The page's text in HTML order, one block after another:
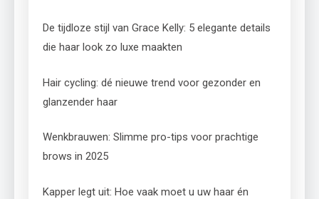
De tijdloze stijl van Grace Kelly: 5 elegante details
die haar look zo luxe maakten
Hair cycling: dé nieuwe trend voor gezonder en
glanzender haar
Wenkbrauwen: Slimme pro-tips voor prachtige
brows in 2025
Kapper legt uit: Hoe vaak moet u uw haar én